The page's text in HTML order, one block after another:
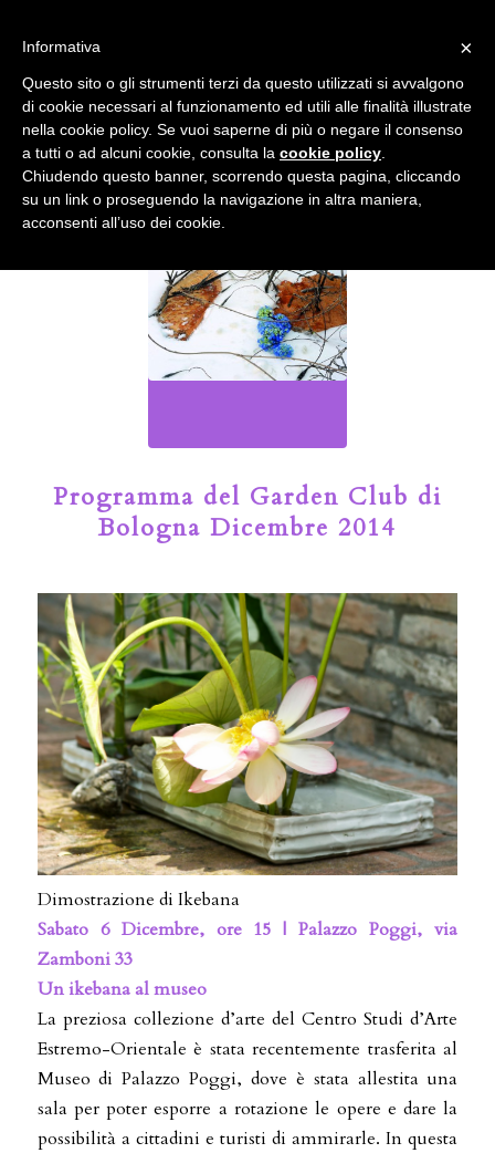
Il Blog del Garden Club di Bologna
Programma del Garden Club di
Bologna Dicembre 2014
Dimostrazione di Ikebana
Sabato 6 Dicembre, ore 15 | Palazzo Poggi, via
Zamboni 33
Un ikebana al museo
La preziosa collezione d’arte del Centro Studi d’Arte
Estremo-Orientale è stata recentemente trasferita al
Museo di Palazzo Poggi, dove è stata allestita una
sala per poter esporre a rotazione le opere e dare la
possibilità a cittadini e turisti di ammirarle. In questa
accetta l'uso dei cookies previsto nella pagina dedicata.
Fai clic per abilitare/disabilitare il tracciamento di
Google Analytics.
OK Privacy e cookie policy
×
Informativa
Questo sito o gli strumenti terzi da questo utilizzati si avvalgono
di cookie necessari al funzionamento ed utili alle finalità illustrate
nella cookie policy. Se vuoi saperne di più o negare il consenso
a tutti o ad alcuni cookie, consulta la cookie policy
Chiudendo questo banner, scorrendo questa pagina, cliccando
su un link o proseguendo la navigazione in altra maniera,
acconsenti all’uso dei cookie.